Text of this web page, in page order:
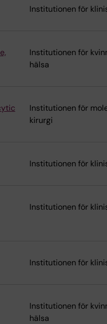
Institutionen för
Institutionen för
hälsa
Institutionen för
kirurgi
Institutionen för
Institutionen för
Institutionen för
Institutionen för
hälsa